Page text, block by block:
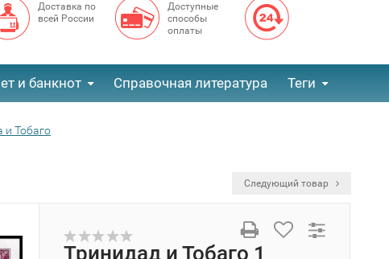
Доставка по
всей России
Доступные
способы
оплаты
и банкнот Справочная литература Теги
и Тобаго
Следующий товар
Тринидад и Тобаго 1